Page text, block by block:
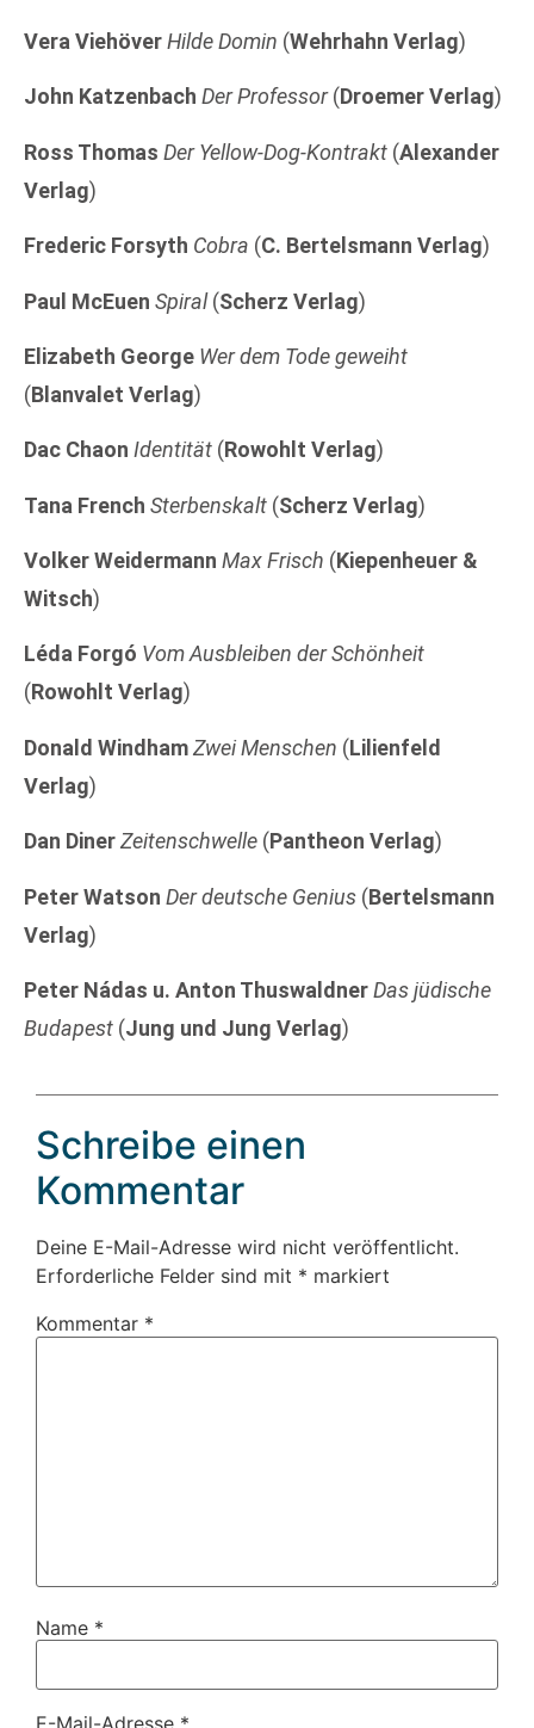
Vera ViehöverHilde Domin (Wehrhahn Verlag)
John Katzenbach Der Professor(Droemer Verlag)
Ross Thomas Der Yellow-Dog-Kontrakt (Alexander
Verlag)
Frederic Forsyth Cobra (C. Bertelsmann Verlag)
Paul McEuen Spiral(Scherz Verlag)
Elizabeth George Wer dem Tode geweiht
(Blanvalet Verlag)
Dac Chaon Identität (Rowohlt Verlag)
Tana French Sterbenskalt (Scherz Verlag)
Volker Weidermann Max Frisch (Kiepenheuer &
Witsch)
Léda Forgó Vom Ausbleiben der Schönheit
(Rowohlt Verlag)
Donald WindhamZwei Menschen (Lilienfeld
Verlag)
Dan DinerZeitenschwelle (Pantheon Verlag)
Peter Watson Der deutsche Genius (Bertelsmann
Verlag)
Peter Nádas u. Anton ThuswaldnerDas jüdische
Budapest (Jung und Jung Verlag)
Schreibe einen
Kommentar
Deine E-Mail-Adresse wird nicht veröffentlicht.
Erforderliche Felder sind mit * markiert
Kommentar *
Name *